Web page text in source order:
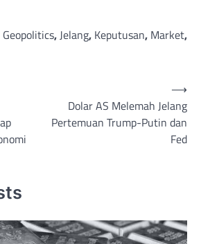
Geopolitics,Jelang, Keputusan, Market,
Dolar AS Melemah Jelang
Pertemuan Trump-Putin dan
Fed
⟶